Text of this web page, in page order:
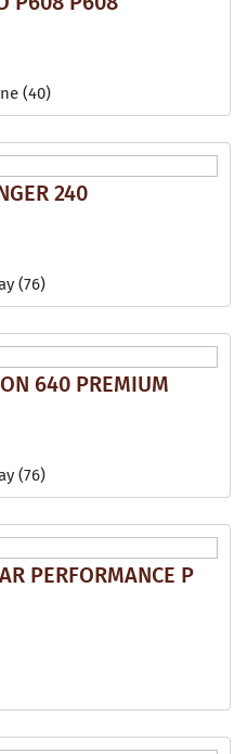
(40)
240
(76)
640 PREMIUM
(76)
PERFORMANCE P